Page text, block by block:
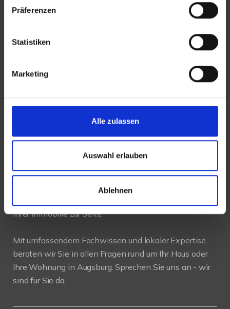
Präferenzen
Statistiken
Marketing
Alle zulassen
Auswahl erlauben
Ablehnen
Lünendonk Immobilien
Hochfeldstraße 71
Tel.: 0821 66097111
E-Mail:info@mli24.de
www.luenendonk-immobilien.de
Immobilienmakler in Augsburg
Ihrer Immobilie zur Seite.
Mit umfassendem Fachwissen und lokaler Expertise
beraten wir Sie in allen Fragen rund um Ihr Haus oder
Ihre Wohnung in Augsburg. Sprechen Sie uns an - wir
sind für Sie da.